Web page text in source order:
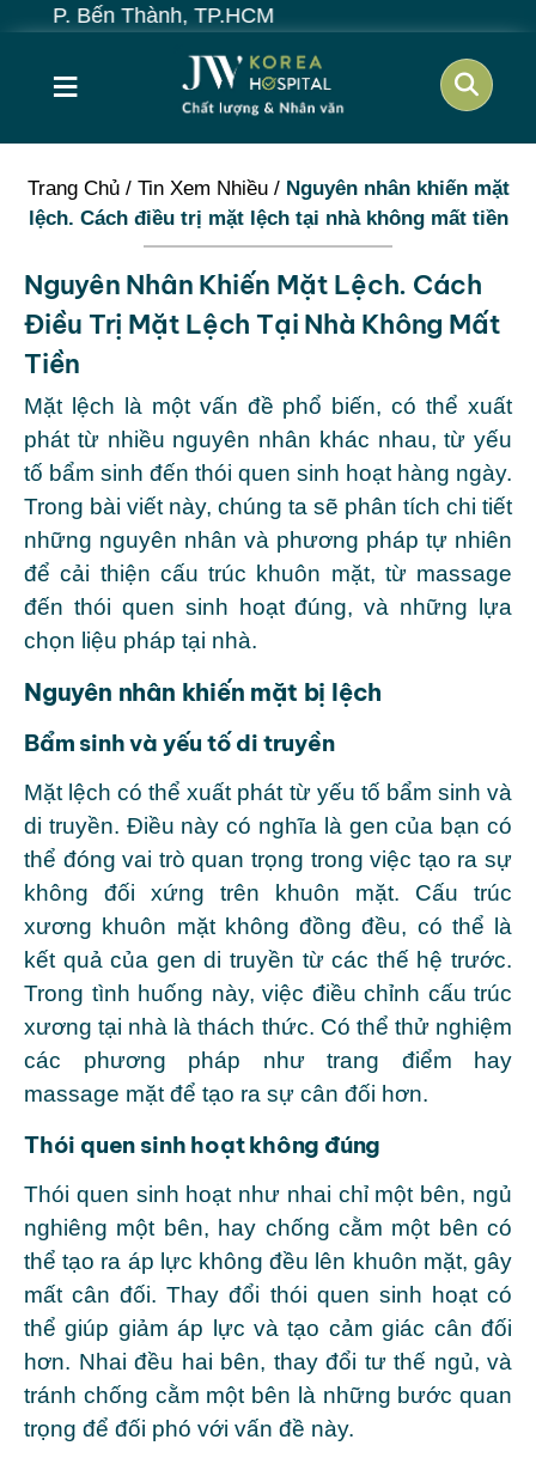
Thành, TP.HCM
≡
Trang Chủ/ Tin Xem Nhiều/ Nguyên nhân khiến mặt
lệch. Cách điều trị mặt lệch tại nhà không mất tiền
Nguyên Nhân Khiến Mặt Lệch. Cách
Điều Trị Mặt Lệch Tại Nhà Không Mất
Tiền
Mặt lệch là một vấn đề phổ biến, có thể xuất
phát từ nhiều nguyên nhân khác nhau, từ yếu
tố bẩm sinh đến thói quen sinh hoạt hàng ngày.
Trong bài viết này, chúng ta sẽ phân tích chi tiết
những nguyên nhân và phương pháp tự nhiên
để cải thiện cấu trúc khuôn mặt, từ massage
đến thói quen sinh hoạt đúng, và những lựa
chọn liệu pháp tại nhà.
Nguyên nhân khiến mặt bị lệch
Bẩm sinh và yếu tố di truyền
Mặt lệch có thể xuất phát từ yếu tố bẩm sinh và
di truyền. Điều này có nghĩa là gen của bạn có
thể đóng vai trò quan trọng trong việc tạo ra sự
không đối xứng trên khuôn mặt. Cấu trúc
xương khuôn mặt không đồng đều, có thể là
kết quả của gen di truyền từ các thế hệ trước.
Trong tình huống này, việc điều chỉnh cấu trúc
xương tại nhà là thách thức. Có thể thử nghiệm
các phương pháp như trang điểm hay
massage mặt để tạo ra sự cân đối hơn.
Thói quen sinh hoạt không đúng
Thói quen sinh hoạt như nhai chỉ một bên, ngủ
nghiêng một bên, hay chống cằm một bên có
thể tạo ra áp lực không đều lên khuôn mặt, gây
mất cân đối. Thay đổi thói quen sinh hoạt có
thể giúp giảm áp lực và tạo cảm giác cân đối
hơn. Nhai đều hai bên, thay đổi tư thế ngủ, và
tránh chống cằm một bên là những bước quan
trọng để đối phó với vấn đề này.